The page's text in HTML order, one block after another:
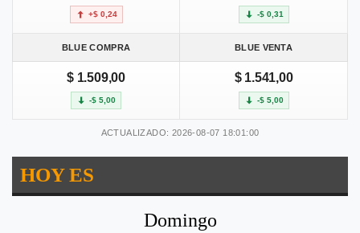
+$ 0,24 -$ 0,31
BLUE COMPRA BLUE VENTA
$ 1.509,00
-$ 5,00
$ 1.541,00
-$ 5,00
ACTUALIZADO: 2026-08-07 18:01:00
HOY ES
Domingo